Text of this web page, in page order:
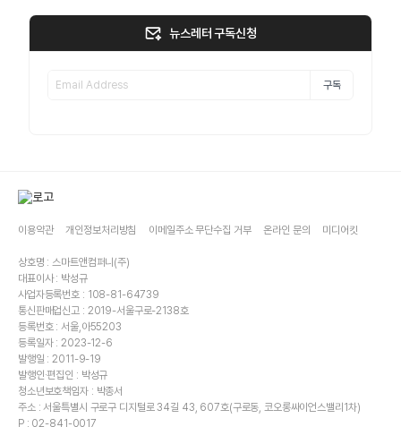
뉴스레터 구독신청
구독
이용약관 개인정보처리방침 이메일주소 무단수집 거부 온라인 문의 미디어킷
상호명 : 스마트앤컴퍼니(주)
대표이사 : 박성규
사업자등록번호 : 108-81-64739
통신판매업신고 : 2019-서울구로-2138호
등록번호 : 서울,아55203
등록일자 : 2023-12-6
발행일 : 2011-9-19
발행인·편집인 : 박성규
청소년보호책임자 : 박종서
주소 : 서울특별시 구로구 디지털로 34길 43, 607호(구로동, 코오롱싸이언스밸리1차)
P : 02-841-0017